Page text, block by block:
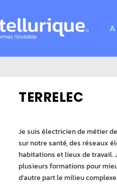
A
TERRELEC
Je suis électricien de métier
sur notre santé, des réseaux
habitations et lieux de travail.
plusieurs formations pour
d’autre part le milieu